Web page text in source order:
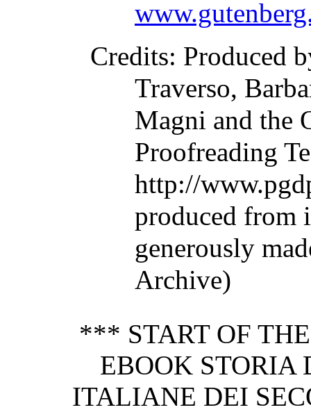
Credits: Produced
Traverso,
Magni and the
Proofreading
http://
produced from
generously
Archive)
*** START OF
EBOOK STORIA
ITALIANE DEI